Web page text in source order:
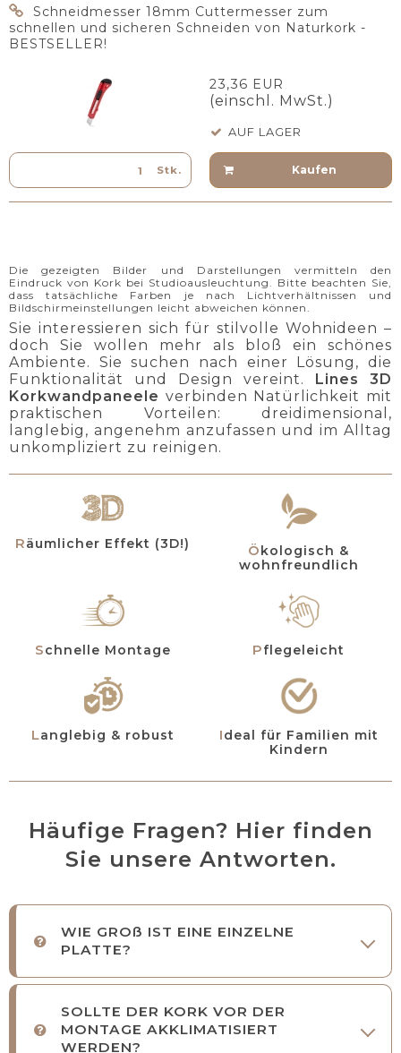
Schneidmesser 18mm Cuttermesser zum
schnellen und sicheren Schneiden von Naturkork -
BESTSELLER!
23,36 EUR
(einschl. MwSt.)
AUF LAGER
Stk. Kaufen
Die gezeigten Bilder und Darstellungen vermitteln den
Eindruck von Kork bei Studioausleuchtung. Bitte beachten Sie,
dass tatsächliche Farben je nach Lichtverhältnissen und
Bildschirmeinstellungen leicht abweichen können.
Sie interessieren sich für stilvolle Wohnideen –
doch Sie wollen mehr als bloß ein schönes
Ambiente. Sie suchen nach einer Lösung, die
Funktionalität und Design vereint.
Lines 3D
Korkwandpaneele verbinden Natürlichkeit mit
praktischen Vorteilen: dreidimensional,
langlebig, angenehm anzufassen und im Alltag
unkompliziert zu reinigen.
Räumlicher Effekt (3D!) Ökologisch &
wohnfreundlich
Schnelle Montage Pflegeleicht
Langlebig & robust Ideal für Familien mit
Kindern
Häufige Fragen? Hier finden
Sie unsere Antworten.
WIE GROß IST EINE EINZELNE
PLATTE?
SOLLTE DER KORK VOR DER
MONTAGE AKKLIMATISIERT
WERDEN?